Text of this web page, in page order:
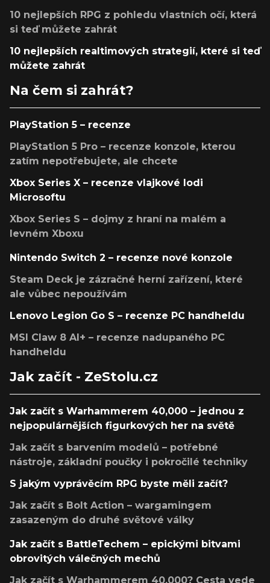
10 nejlepších RPG z pohledu vlastních očí, která
si teď můžete zahrát
10 nejlepších realtimových strategií, které si teď
můžete zahrát
Na čem si zahrát?
PlayStation 5 – recenze
PlayStation 5 Pro – recenze konzole, kterou
zatím nepotřebujete, ale chcete
Xbox Series X – recenze vlajkové lodi
Microsoftu
Xbox Series S – dojmy z hraní na malém a
levném Xboxu
Nintendo Switch 2 – recenze nové konzole
Steam Deck je zázračné herní zařízení, které
ale vůbec nepoužívám
Lenovo Legion Go S – recenze PC handheldu
MSI Claw 8 AI+ – recenze nadupaného PC
handheldu
Jak začít - ZeStolu.cz
Jak začít s Warhammerem 40,000 – jednou z
nejpopulárnějších figurkových her na světě
Jak začít s barvením modelů – potřebné
nástroje, základní poučky i pokročilé techniky
S jakým vyprávěcím RPG byste měli začít?
Jak začít s Bolt Action – wargamingem
zasazeným do druhé světové války
Jak začít s BattleTechem – epickými bitvami
obrovitých válečných mechů
Jak začít s Warhammerem 40,000? Cesta vede